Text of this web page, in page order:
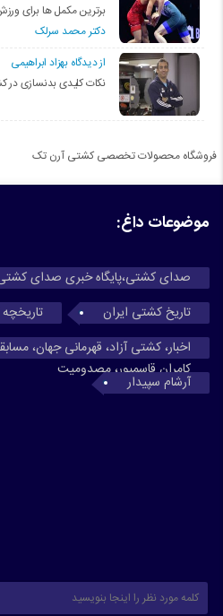
برترین مکمل ها برای
دکتر محمد سرلک
از دیدگاه بهزاد ابراهیمی
نکات کلیدی بدنسازی در
فروشگاه محصولات تخصصی کشتی آرن تک
موضوعات داغ:
صدای کشتی،پایگاه خبری صدای
تاریخ کشتی ایران
اخبار، کشتی آزاد، قهرمانی جهان،
کامران قاسمپور، مصدومیت
آرشام سپیدار